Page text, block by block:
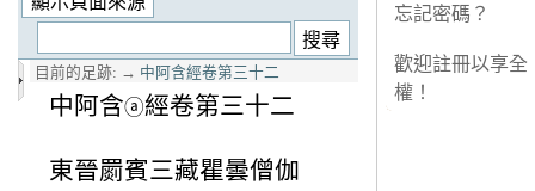
目前的足跡: → 中阿含經卷第三十二
中阿含ⓐ經卷第三十二
東晉罽賓三藏瞿曇僧伽
忘記密碼？
歡迎註冊以享全
權！